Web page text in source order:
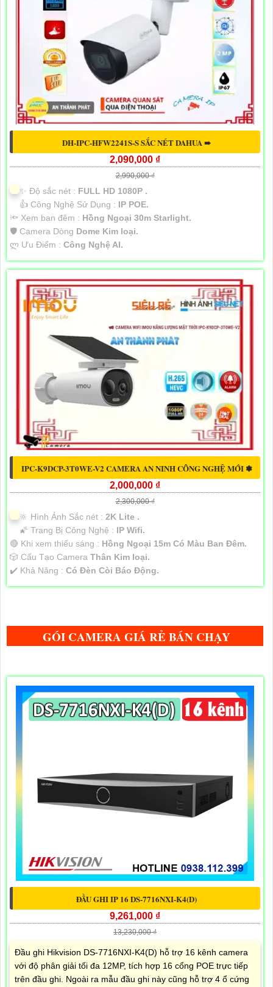
DH-IPC-HFW2241S-S SẮC NÉT DAHUA ➠
2,090,000 ₫
2,990,000 ₫
✨ Độ sắc nét : FULL HD 1080P .
👍 Công Nghệ Sử Dụng : IP POE.
🔦 Xem ban đêm : Hồng Ngoại 30m Starlight.
🛡 Camera Dòng Dome Kim loại.
️ლ Ưu Điểm : Công Nghệ AI.
IPC-K9DCP-3T0WE-V2 CAMERA AN NINH CÔNG NGHỆ MỚI ✽
2,000,000 ₫
2,300,000 ₫
🔆 Hình Ảnh Sắc nét : 2K Lite .
🌠 Trang Bị Công Nghệ : IP Wifi.
🔴 Khi xem thiếu sáng : Hồng Ngoại 15m Có Màu Ban Ðêm.
🎲 Cấu Tạo Camera Thân Kim loại.
️✔️ Khả Năng : Có Ðèn Còi Báo Động.
GÓI CAMERA GIÁ RẺ BÁN CHẠY
ĐẦU GHI IP 16 DS-7716NXI-K4(D)
9,261,000 ₫
13,230,000 ₫
Đầu ghi Hikvision DS-7716NXI-K4(D) hỗ trợ 16 kênh camera
với độ phân giải tối đa 12MP, tích hợp 16 cổng POE trực tiếp
trên đầu ghi. Ngoài ra mẫu đầu ghi này cũng hỗ trợ 4 ổ cứng